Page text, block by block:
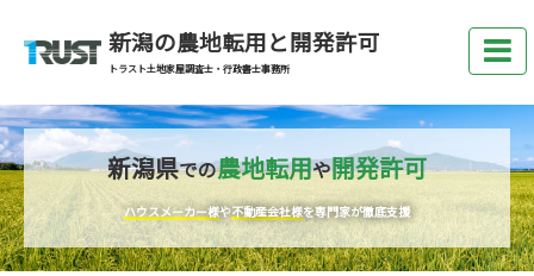
新潟の農地転用と開発許可
トラスト土地家屋調査士・行政書士事務所
新潟県での農地転用や開発許可
ハウスメーカー様や不動産会社様を専門家が徹底支援